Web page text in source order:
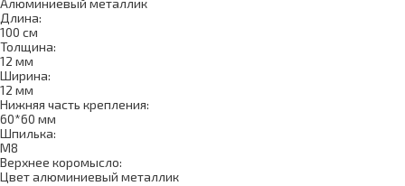
Алюминиевый металлик
Длина:
100 см
Толщина:
12 мм
Ширина:
12 мм
Нижняя часть крепления:
60*60 мм
Шпилька:
М8
Верхнее коромысло:
Цвет алюминиевый металлик